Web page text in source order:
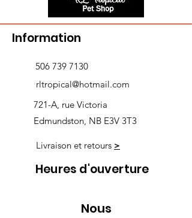
Information
506 739 7130
rltropical@hotmail.com
721-A, rue Victoria
Edmundston, NB E3V 3T3
Livraison et retours >
Heures d'ouverture
Nous